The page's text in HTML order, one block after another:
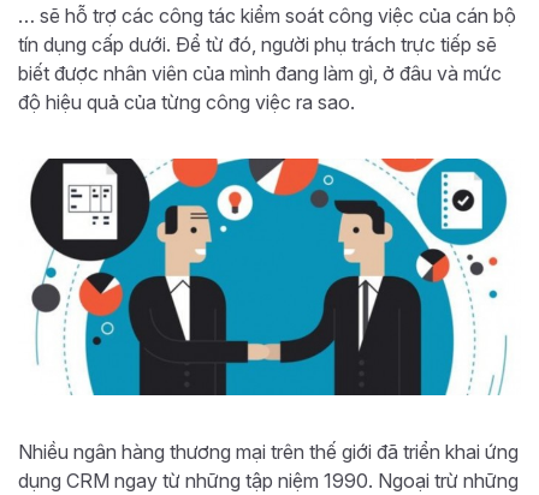
… sẽ hỗ trợ các công tác kiểm soát công việc của cán bộ
tín dụng cấp dưới. Để từ đó, người phụ trách trực tiếp sẽ
biết được nhân viên của mình đang làm gì, ở đâu và mức
độ hiệu quả của từng công việc ra sao.
Nhiều ngân hàng thương mại trên thế giới đã triển khai ứng
dụng CRM ngay từ những tập niệm 1990. Ngoại trừ những